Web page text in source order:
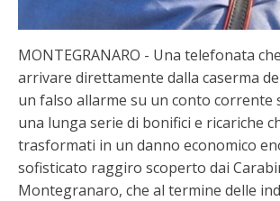
MONTEGRANARO - Una telefonata
arrivare direttamente dalla caserma
un falso allarme su un conto corrente
una lunga serie di bonifici e ricariche
trasformati in un danno economico
sofisticato raggiro scoperto dai
Montegranaro, che al termine delle